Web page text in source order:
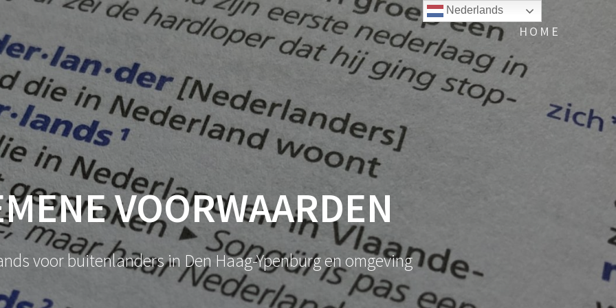
HOME
VOORWAARDEN
voor buitenlanders in Den Haag-Ypenburg en omgeving
Nederlands